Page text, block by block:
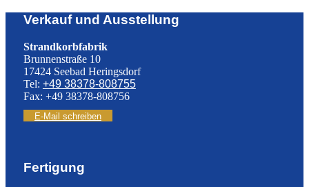
Verkauf und Ausstellung
Strandkorbfabrik
Brunnenstraße 10
17424 Seebad Heringsdorf
Tel: +49 38378-808755
Fax: +49 38378-808756
E-Mail schreiben
Fertigung